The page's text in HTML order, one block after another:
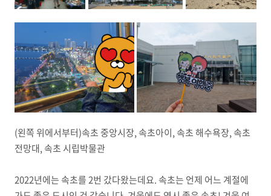
(왼쪽 위에서부터)속초 중앙시장, 속초아이, 속초 해수욕장, 속초
전망대, 속초 시립박물관
2022년에는 속초를 2번 갔다왔는데요. 속초는 언제 어느 계절에